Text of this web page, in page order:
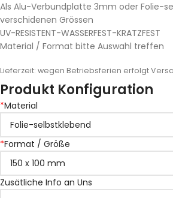
Als Alu-Verbundplatte 3mm oder Folie-
verschidenen Grössen
UV-RESISTENT-WASSERFEST-KRATZFEST
Material / Format bitte Auswahl treffen
Lieferzeit: wegen Betriebsferien erfolgt
Produkt Konfiguration
*Material
*Format / Größe
Zusätliche Info an Uns